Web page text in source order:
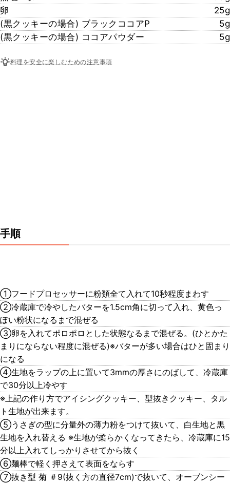
卵
25g
(黒クッキーの場合) ブラックココアP
5g
(黒クッキーの場合) ココアパウダー
5g
料理を安全に楽しむための注意事項
手順
①フードプロセッサーに粉類全て入れて10秒程度まわす
②冷蔵庫で冷やしたバターを1.5cm角に切って入れ、黄色っ
ぽい粉状になるまで混ぜる
③卵を入れてポロポロとした状態なるまで混ぜる。(ひとかた
まりにならない程度に混ぜる)※バターが多い場合はひと固まり
になる
④生地をラップの上に置いて3mmの厚さにのばして、冷蔵庫
で30分以上冷やす
※上記の作り方でアイシングクッキー、型抜きクッキー、タル
ト生地が出来ます。
⑤うさぎの型に分量外の薄力粉をつけて抜いて、白生地と黒
生地を入れ替える ※生地が柔らかくなってきたら、冷蔵庫に15
分以上入れてしっかりさせてから抜く
⑥麺棒で軽く押さえて表面をならす
⑦抜き型 菊 ＃9(抜く方の直径7cm)で抜いて、オーブンシー